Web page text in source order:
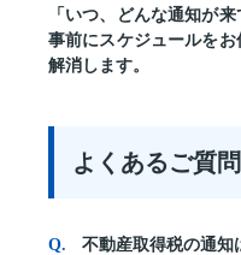
「いつ、どんな通知が
事前にスケジュールを
解消します。
よくあるご質問
不動産取得税の通知